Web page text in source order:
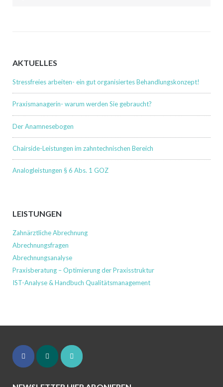
AKTUELLES
Stressfreies arbeiten- ein gut organisiertes Behandlungskonzept!
Praxismanagerin- warum werden Sie gebraucht?
Der Anamnesebogen
Chairside-Leistungen im zahntechnischen Bereich
Analogleistungen § 6 Abs. 1 GOZ
LEISTUNGEN
Zahnärztliche Abrechnung
Abrechnungsfragen
Abrechnungsanalyse
Praxisberatung – Optimierung der Praxisstruktur
IST-Analyse & Handbuch Qualitätsmanagement